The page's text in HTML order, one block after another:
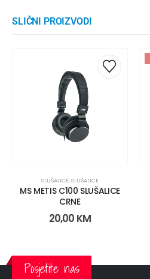
SLIČNI PROIZVODI
SLUŠALICE,SLUŠALICE
MS METIS C100 SLUŠALICE
CRNE
20,00 KM
Posjetite nas